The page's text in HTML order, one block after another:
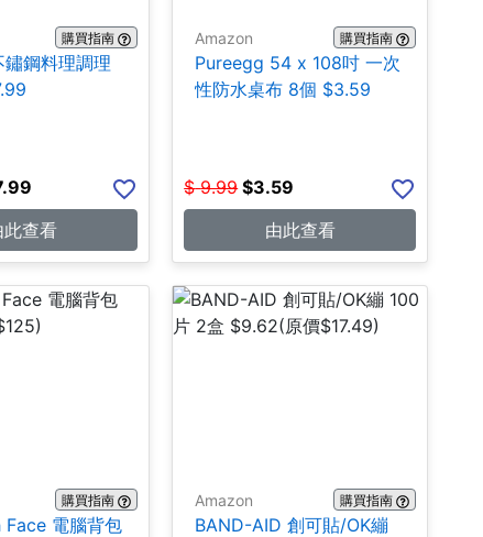
購買指南
鋼料理調理
此查看
Amazon 購買指南
Pureegg 54 x 108吋 一次
性防水桌布 8個 $3.59
$ 9.99 $3.59
由此查看
購買指南
電腦背包
Amazon 購買指南
BAND-AID 創可貼/OK繃